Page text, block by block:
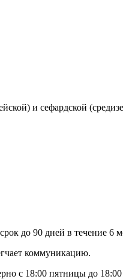
и сефардской
до 90 дней в течение 6
коммуникацию.
с 18:00 пятницы до